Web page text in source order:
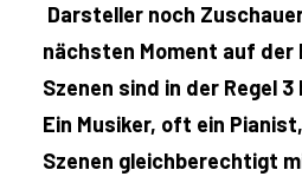
Darsteller noch
nächsten Moment auf der
Szenen sind in der Regel 3
Ein Musiker, oft ein
Szenen gleichberechtigt